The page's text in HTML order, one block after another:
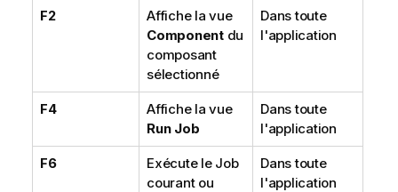
F2
Affiche la vue
Componentdu
composant
sélectionné
Dans toute
l'application
F4
Affiche la vue
Run Job
Dans toute
l'application
F6
Exécute le Job
courant ou
Dans toute
l'application